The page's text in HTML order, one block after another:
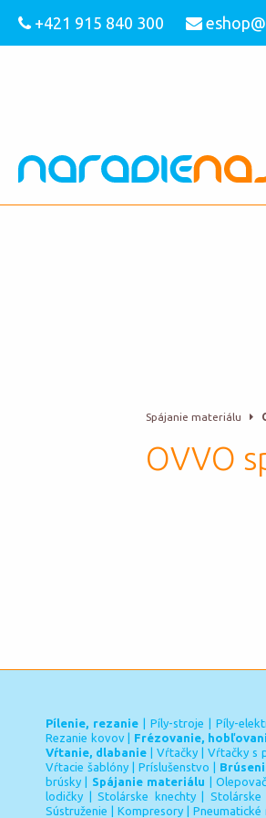
+421 915 840 300
Spájanie materiálu
OVVO
Pílenie, rezanie| Píly-stroje Píly-
Rezanie kovov| Frézovanie,
Vŕtanie, dlabanie| Vŕtačky| Vŕtačky s
Vŕtacie šablóny| Príslušenstvo
brúsky
Spájanie materiálu |
lodičky |Stolárske knechty|Stolárske
Sústruženie
Kompresory| Pneumatické